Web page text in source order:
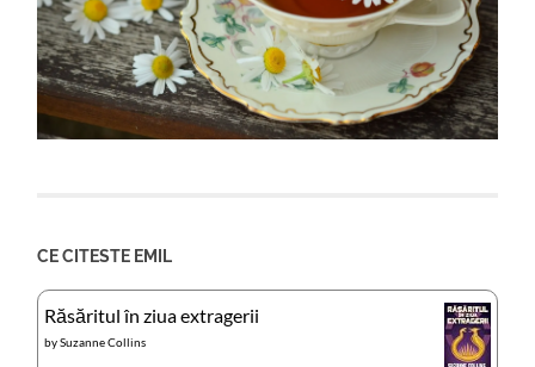
CE CITESTE EMIL
Răsăritul în ziua extragerii
bySuzanne Collins